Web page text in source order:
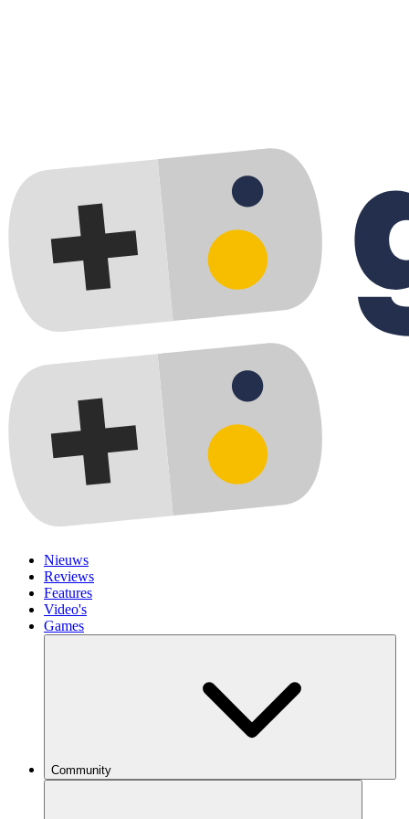
Nieuws
Reviews
Features
Video's
Games
Community